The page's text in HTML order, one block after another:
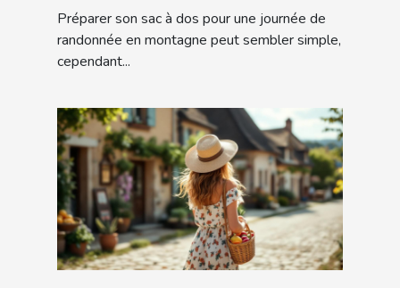
randonnée en montagne ?
Préparer son sac à dos pour une journée de
randonnée en montagne peut sembler simple,
cependant...